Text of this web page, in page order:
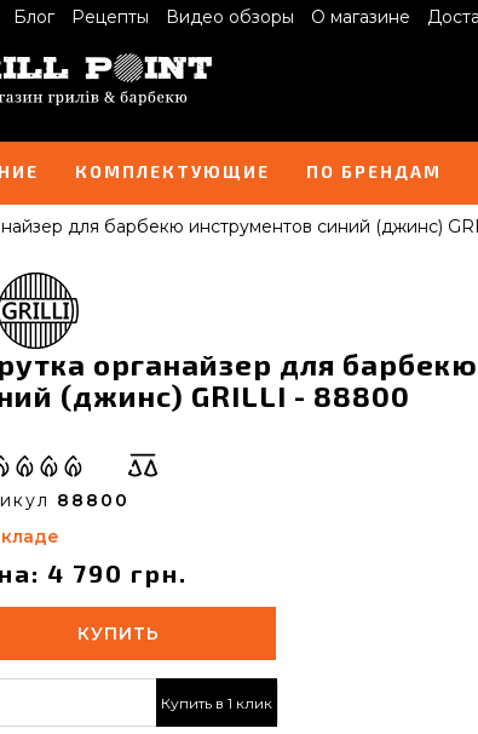
Блог Рецепты Видео обзоры О магазине
КОМПЛЕКТУЮЩИЕ ПО БРЕНДАМ
для барбекю инструментов синий (джинс)
органайзер для
(джинс) GRILLI - 88800
88800
4 790 грн.
КУПИТЬ
Купить в 1 клик